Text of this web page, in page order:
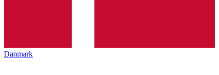
Danmark